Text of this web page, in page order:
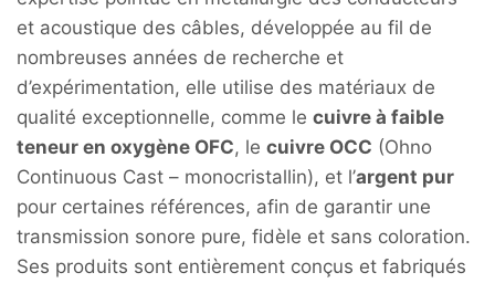
et acoustique des câbles, développée au fil de
nombreuses années de recherche et
d’expérimentation, elle utilise des matériaux de
qualité exceptionnelle, comme le cuivre à faible
teneur en oxygène OFC, le cuivre OCC (Ohno
Continuous Cast – monocristallin), et l’argent pur
pour certaines références, afin de garantir une
transmission sonore pure, fidèle et sans coloration.
Ses produits sont entièrement conçus et fabriqués